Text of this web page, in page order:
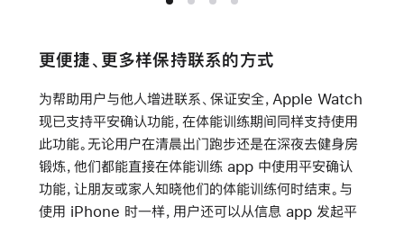
更便捷、更多样保持联系的方式
为帮助用户与他人增进联系、保证安全，Apple Watch
现已支持平安确认功能，在体能训练期间同样支持使用
此功能。无论用户在清晨出门跑步还是在深夜去健身房
锻炼，他们都能直接在体能训练 app 中使用平安确认
功能，让朋友或家人知晓他们的体能训练何时结束。与
使用 iPhone 时一样，用户还可以从信息 app 发起平